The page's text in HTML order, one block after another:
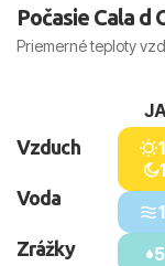
Počasie Cala d
Priemerné teploty
Vzduch
Voda
Zrážky